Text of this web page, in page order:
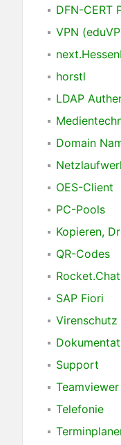
DFN-CERT
VPN
horstl
LDAP
Domain
OES-Client
PC-Pools
Kopieren,
QR-Codes
Rocket.Chat
SAP Fiori
Virenschutz
Support
Telefonie